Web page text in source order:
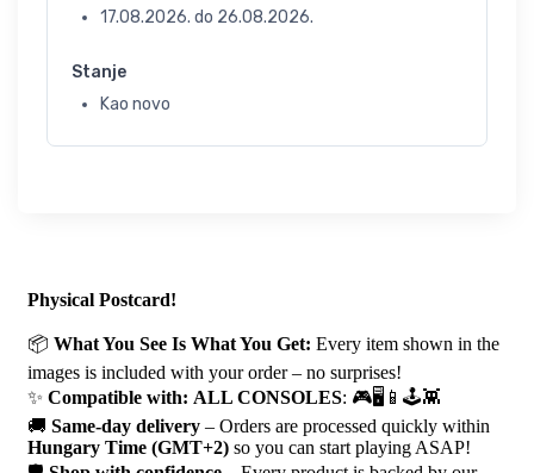
17.08.2026. do 26.08.2026.
Stanje
Kao novo